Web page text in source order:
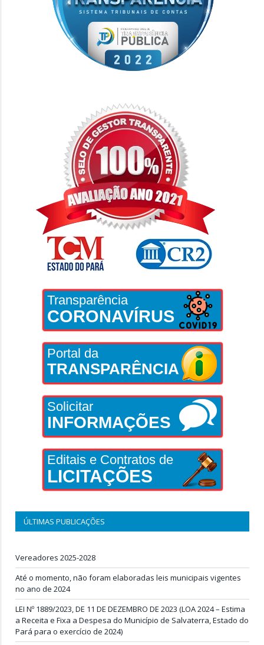
Transparência
CORONAVÍRUS
Portal da
TRANSPARÊNCIA
Solicitar
INFORMAÇÕES
Editais e Contratos de
LICITAÇÕES
ÚLTIMAS PUBLICAÇÕES
Vereadores 2025-2028
Até o momento, não foram elaboradas leis municipais vigentes
no ano de 2024
LEI Nº 1889/2023, DE 11 DE DEZEMBRO DE 2023 (LOA 2024 – Estima
a Receita e Fixa a Despesa do Município de Salvaterra, Estado do
Pará para o exercício de 2024)